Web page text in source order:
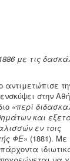
με τις
αντιμετώπισε
στην
«περί
και
εν τοις
ΦΕ» (1881).